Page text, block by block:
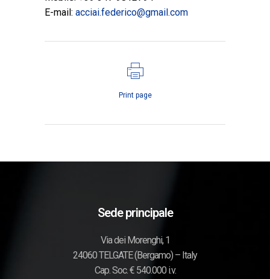
E-mail: acciai.federico@gmail.com
Print page
Sede principale
Via dei Morenghi, 1
24060 TELGATE (Bergamo) – Italy
Cap. Soc. € 540.000 i.v.